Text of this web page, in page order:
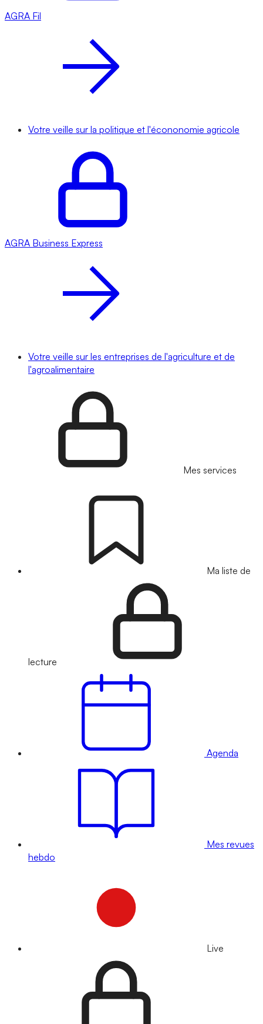
AGRA Fil
Votre veille sur la politique et l'écononomie agricole
AGRA Business Express
Votre veille sur les entreprises de l'agriculture et de
l'agroalimentaire
Mes services
Ma liste de
lecture
Agenda
Mes revues
hebdo
Live